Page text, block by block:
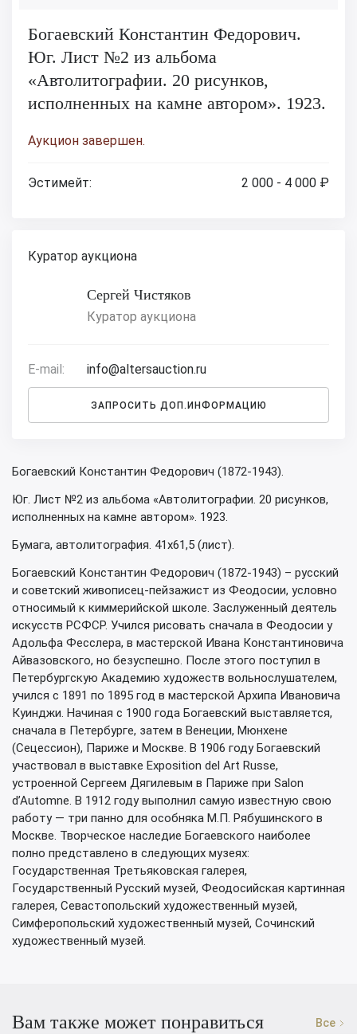
Богаевский Константин Федорович.
Юг. Лист №2 из альбома
«Автолитографии. 20 рисунков,
исполненных на камне автором». 1923.
Аукцион завершен.
Эстимейт: 2 000 - 4 000 ₽
Куратор аукциона
Сергей Чистяков
Куратор аукциона
E-mail: info@altersauction.ru
ЗАПРОСИТЬ ДОП.ИНФОРМАЦИЮ
Богаевский Константин Федорович (1872-1943).
Юг. Лист №2 из альбома «Автолитографии. 20 рисунков,
исполненных на камне автором». 1923.
Бумага, автолитография. 41х61,5 (лист).
Богаевский Константин Федорович (1872-1943) – русский
и советский живописец-пейзажист из Феодосии, условно
относимый к киммерийской школе. Заслуженный деятель
искусств РСФСР. Учился рисовать сначала в Феодосии у
Адольфа Фесслера, в мастерской Ивана Константиновича
Айвазовского, но безуспешно. После этого поступил в
Петербургскую Академию художеств вольнослушателем,
учился с 1891 по 1895 год в мастерской Архипа Ивановича
Куинджи. Начиная с 1900 года Богаевский выставляется,
сначала в Петербурге, затем в Венеции, Мюнхене
(Сецессион), Париже и Москве. В 1906 году Богаевский
участвовал в выставке Exposition del Art Russe,
устроенной Сергеем Дягилевым в Париже при Salon
d’Automne. В 1912 году выполнил самую известную свою
работу — три панно для особняка М.П. Рябушинского в
Москве. Творческое наследие Богаевского наиболее
полно представлено в следующих музеях:
Государственная Третьяковская галерея,
Государственный Русский музей, Феодосийская картинная
галерея, Севастопольский художественный музей,
Симферопольский художественный музей, Сочинский
художественный музей.
Вам также может понравиться Все